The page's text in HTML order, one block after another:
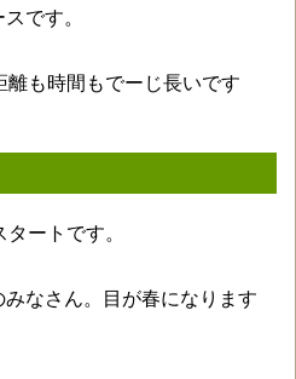
です。
も時間もでーじ長いです
ートです。
なさん。目が春になります